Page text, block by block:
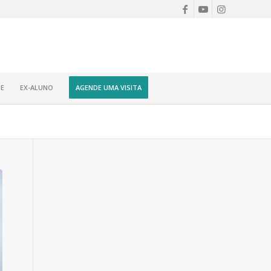
EX-ALUNO AGENDE UMA VISITA